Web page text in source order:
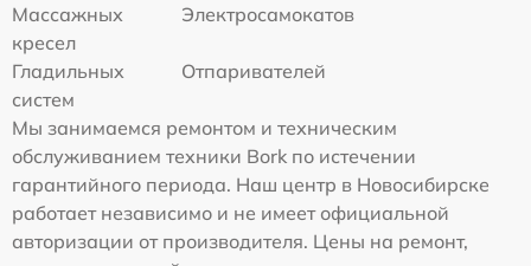
Массажных
кресел
Электросамокатов
Гладильных
систем
Отпаривателей
Мы занимаемся ремонтом и техническим
обслуживанием техники Bork по истечении
гарантийного периода. Наш центр в Новосибирске
работает независимо и не имеет официальной
авторизации от производителя. Цены на ремонт,